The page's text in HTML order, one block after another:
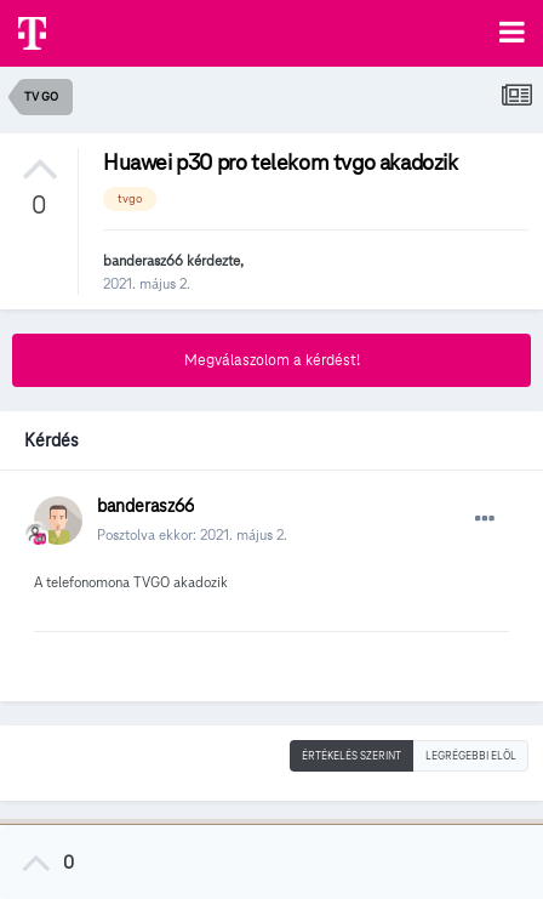
TV GO
0
Huawei p30 pro telekom tvgo akadozik
tvgo
banderasz66 kérdezte,
2021. május 2.
Megválaszolom a kérdést!
Kérdés
banderasz66
Posztolva ekkor: 2021. május 2.
A telefonomona TVGO akadozik
ÉRTÉKELÉS SZERINT LEGRÉGEBBI ELÖL
0